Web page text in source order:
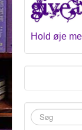
Hold øje
Søg
...